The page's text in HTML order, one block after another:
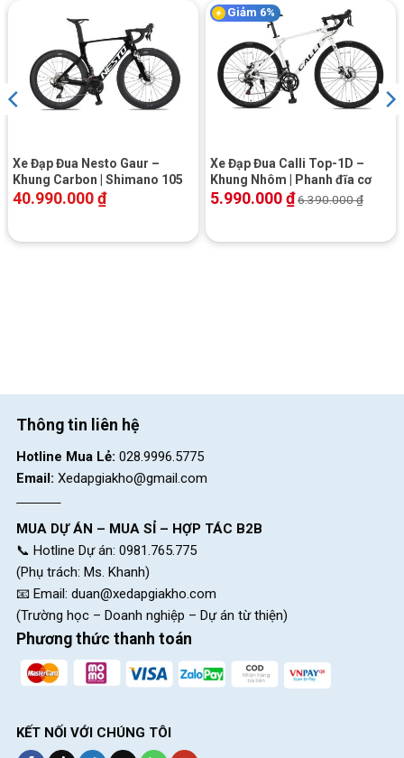
Xe Đạp Đua Nesto Gaur –
Khung Carbon | Shimano 105
40.990.000₫
Giảm 6%
Xe Đạp Đua Calli Top-1D –
Khung Nhôm | Phanh đĩa cơ
5.990.000₫6.390.000₫
Thông tin liên hệ
Hotline Mua Lẻ: 028.9996.5775
Email: Xedapgiakho@gmail.com
MUA DỰ ÁN – MUA SỈ – HỢP TÁC B2B
📞 Hotline Dự án: 0981.765.775
(Phụ trách: Ms. Khanh)
📧 Email: duan@xedapgiakho.com
(Trường học – Doanh nghiệp – Dự án từ thiện)
Phương thức thanh toán
KẾT NỐI VỚI CHÚNG TÔI